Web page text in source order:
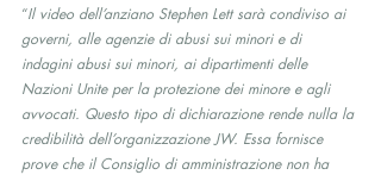
“Il video dell’anziano Stephen Lett sarà condiviso ai
governi, alle agenzie di abusi sui minori e di
indagini abusi sui minori, ai dipartimenti delle
Nazioni Unite per la protezione dei minore e agli
avvocati. Questo tipo di dichiarazione rende nulla la
credibilità dell’organizzazione JW. Essa fornisce
prove che il Consiglio di amministrazione non ha